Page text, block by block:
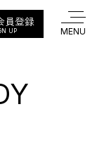
員登録
UP